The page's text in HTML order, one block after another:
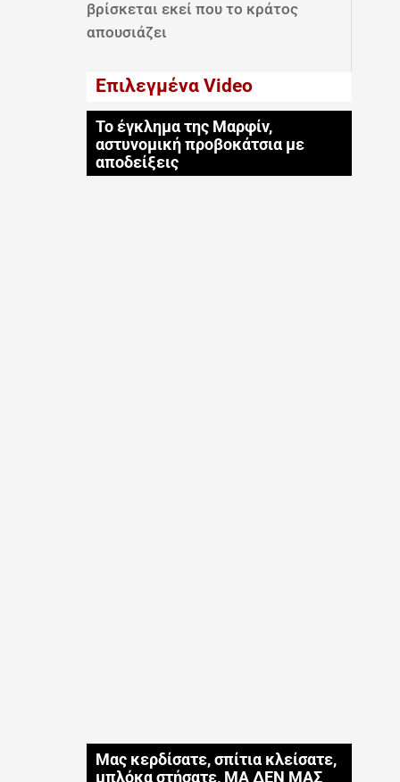
βρίσκεται εκεί που το κράτος
απουσιάζει
Επιλεγμένα Video
Το έγκλημα της Μαρφίν,
αστυνομική προβοκάτσια με
αποδείξεις
Μας κερδίσατε, σπίτια κλείσατε,
μπλόκα στήσατε, ΜΑ ΔΕΝ ΜΑΣ